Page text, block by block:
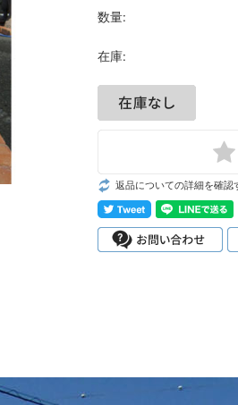
数量:
在庫:
返品についての詳細を確認